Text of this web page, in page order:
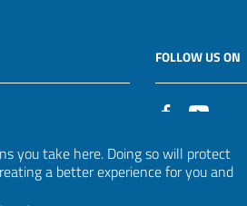
you take here. Doing so will protect
a better experience for you and
FOLLOW US ON